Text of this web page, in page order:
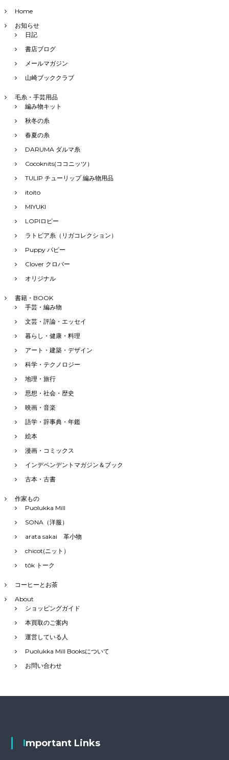
Home
お知らせ
日記
書店ブログ
メールマガジン
山崎ブッククラブ
毛糸・手芸用品
編み物キット
秋冬の糸
春夏の糸
DARUMA ダルマ糸
Cocoknits(ココニッツ）
TULIP チューリップ 編み物用品
itoito
MIYUKI
LOPIロピー
ラトビア糸（リガコレクション）
Puppy パピー
Clover クロバー
オリジナル
書籍・BOOK
手芸・編み物
文芸・評論・エッセイ
暮らし・健康・料理
アート・建築・デザイン
科学・テクノロジー
地理・旅行
思想・社会・歴史
映画・音楽
語学・辞事典・年鑑
絵本
漫画・コミックス
インデペンデントマガジン＆ブック
古本・古書
作家もの
Puolukka Mill
SONA（洋服）
arata sakai 革小物
chicot(ニット）
tôk トーク
コーヒーとお茶
About
ショッピングガイド
本買取のご案内
運営している人
Puolukka Mill Booksについて
お問い合わせ
Important Links